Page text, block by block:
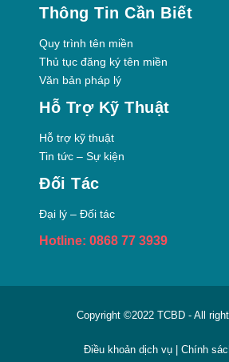
Thông Tin Cần Biết
Quy trình tên miền
Thủ tục đăng ký tên miền
Văn bản pháp lý
Hỗ Trợ Kỹ Thuật
Hỗ trợ kỹ thuật
Tin tức – Sự kiện
Đối Tác
Đại lý – Đối tác
Hotline: 0868 77 3939
Copyright ©2022 TCBD - All
Điều khoản dịch vụ | Chính